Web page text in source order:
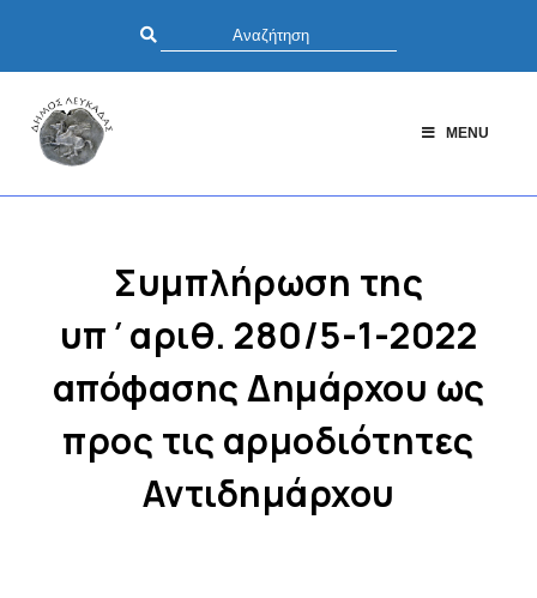
MENU
Συμπλήρωση της
υπ΄αριθ. 280/5-1-2022
απόφασης Δημάρχου ως
προς τις αρμοδιότητες
Αντιδημάρχου